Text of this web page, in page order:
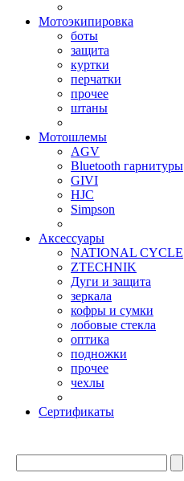
Мотоэкипировка
боты
защита
куртки
перчатки
прочее
штаны
Мотошлемы
AGV
Bluetooth гарнитуры
GIVI
HJC
Simpson
Аксессуары
NATIONAL CYCLE
ZTECHNIK
Дуги и защита
зеркала
кофры и сумки
лобовые стекла
оптика
подножки
прочее
чехлы
Сертификаты